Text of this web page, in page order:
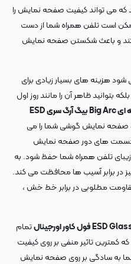
می تواند کیفیت صفحه نمایش را
است تلفن همراه شما از دست
کند و باعث شکستن صفحه نمایش
هزینه های بسیار زیادی برای
ظاهر آن را مانند روز اول
محافظ های صفحه نمایش شیشه ای Big Arc بیگ آرگ سری ESD
صفحه نمایش گوشی شما را می
قسمت های دور صفحه نمایش
تلفن همراه شما حفظ شود. به
در برابر آسیب ها محافظت می کند.
مطلوبی در برابر خط خش ،
تمام
تاثیر منفی بر روی کیفیت
به سادگی بر روی صفحه نمایش